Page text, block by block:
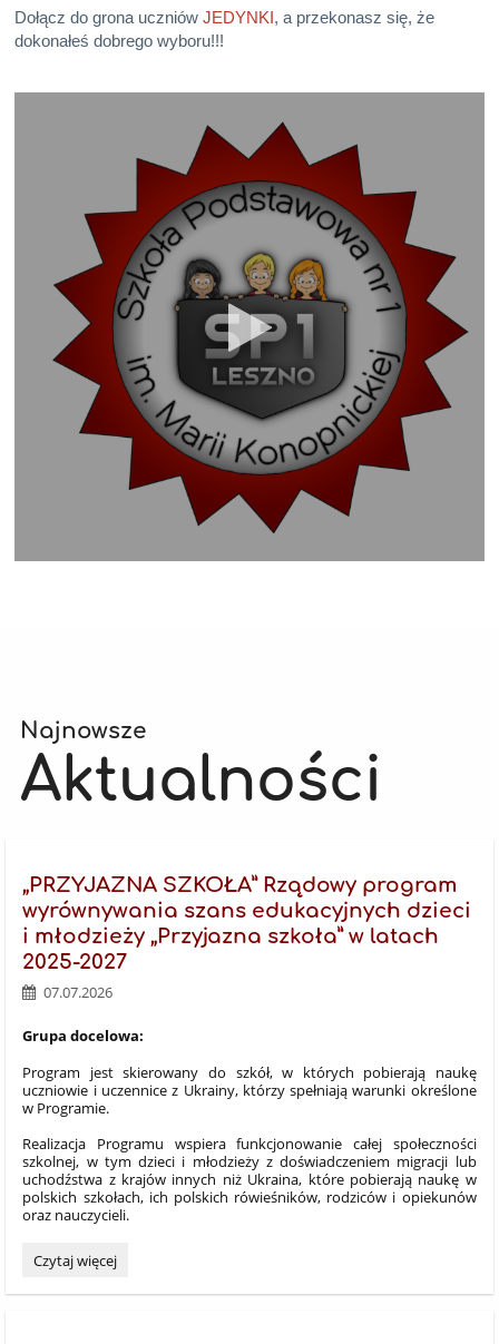
Dołącz do grona uczniówJEDYNKI, a przekonasz się, że
dokonałeś dobrego wyboru!!!
Najnowsze
Aktualności
„PRZYJAZNA SZKOŁA” Rządowy program
wyrównywania szans edukacyjnych dzieci
i młodzieży „Przyjazna szkoła” w latach
2025-2027
07.07.2026
Grupa docelowa:
Program jest skierowany do szkół, w których pobierają naukę
uczniowie i uczennice z Ukrainy, którzy spełniają warunki określone
w Programie.
Realizacja Programu wspiera funkcjonowanie całej społeczności
szkolnej, w tym dzieci i młodzieży z doświadczeniem migracji lub
uchodźstwa z krajów innych niż Ukraina, które pobierają naukę w
polskich szkołach, ich polskich rówieśników, rodziców i opiekunów
oraz nauczycieli.
„PRZYJAZNA
Rządowy
Czytaj więcej